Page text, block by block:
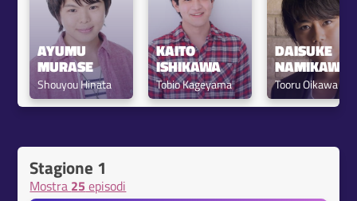
AYUMU
MURASE
Shouyou Hinata
KAITO
ISHIKAWA
Tobio Kageyama
DAISUKE
NAMIKAWA
Tooru Oikawa
Stagione 1
Mostra 25 episodi